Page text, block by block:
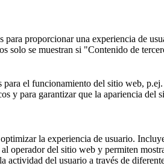
para proporcionar una experiencia de
solo se muestran si "Contenido de
para el funcionamiento del sitio web,
y para garantizar que la apariencia del
la experiencia de usuario.
operador del sitio web y permiten
actividad del usuario a través de